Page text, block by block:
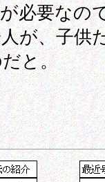
必要なの
が、子供
と。